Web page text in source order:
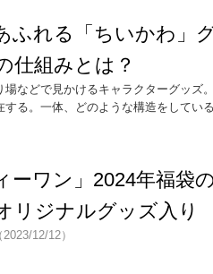
ふれる「ちいかわ
仕組みとは？
などで見かけるキャラクターグッズ
する。一体、どのような構造をしてい
ーワン」2024年福
リジナルグッズ入り
2023/12/12）